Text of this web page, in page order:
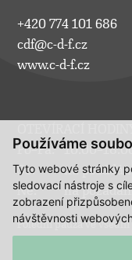
Používáme
Tyto webové stránky
sledovací nástroje s
zobrazení
návštěvnosti
+420 774 101 686
cdf@c-d-f.cz
www.c-d-f.cz
Po–Pá:
So:
na
Ne:
na
Polední pauza ve